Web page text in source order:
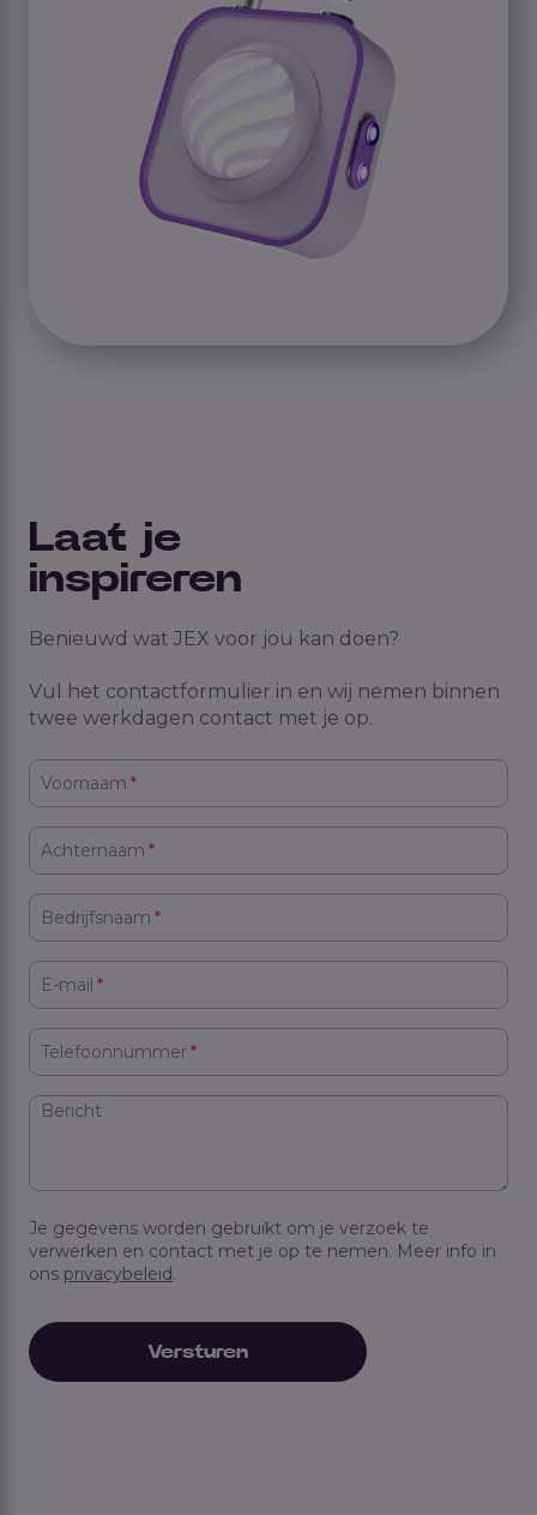
Laat je
inspireren
Benieuwd wat JEX voor jou kan doen?
Vul het contactformulier in en wij nemen binnen
twee werkdagen contact met je op.
Voornaam *
Achternaam *
Bedrijfsnaam *
E-mail *
Telefoonnummer*
Bericht
Je gegevens worden gebruikt om je verzoek te
verwerken en contact met je op te nemen. Meer info in
ons privacybeleid.